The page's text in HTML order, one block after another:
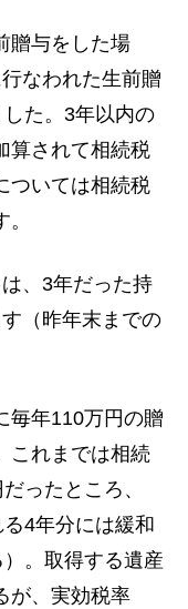
贈与をした場
なわれた生前贈
した。3年以内の
算されて相続税
ついては相続税
、3年だった持
（昨年末までの
年110万円の贈
これまでは相続
ったところ、
4年分には緩和
。取得する遺産
が、実効税率